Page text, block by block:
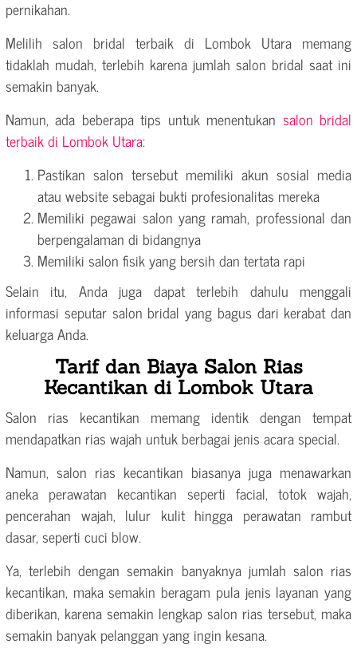
pernikahan.
Melilih salon bridal terbaik di Lombok Utara memang
tidaklah mudah, terlebih karena jumlah salon bridal saat ini
semakin banyak.
Namun, ada beberapa tips untuk menentukan salon bridal
terbaik di Lombok Utara:
Pastikan salon tersebut memiliki akun sosial media
atau website sebagai bukti profesionalitas mereka
Memiliki pegawai salon yang ramah, professional dan
berpengalaman di bidangnya
Memiliki salon fisik yang bersih dan tertata rapi
Selain itu, Anda juga dapat terlebih dahulu menggali
informasi seputar salon bridal yang bagus dari kerabat dan
keluarga Anda.
Tarif dan Biaya Salon Rias
Kecantikan di Lombok Utara
Salon rias kecantikan memang identik dengan tempat
mendapatkan rias wajah untuk berbagai jenis acara special.
Namun, salon rias kecantikan biasanya juga menawarkan
aneka perawatan kecantikan seperti facial, totok wajah,
pencerahan wajah, lulur kulit hingga perawatan rambut
dasar, seperti cuci blow.
Ya, terlebih dengan semakin banyaknya jumlah salon rias
kecantikan, maka semakin beragam pula jenis layanan yang
diberikan, karena semakin lengkap salon rias tersebut, maka
semakin banyak pelanggan yang ingin kesana.